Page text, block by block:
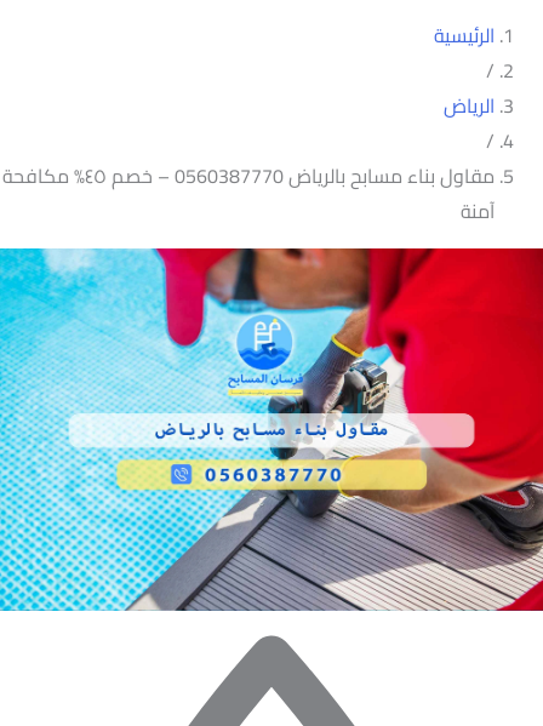
الرئيسية
/
الرياض
/
مقاول بناء مسابح بالرياض 0560387770 – خصم ٤٥% مكافحة
آمنة